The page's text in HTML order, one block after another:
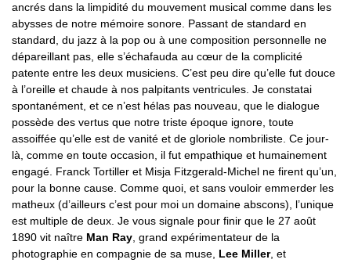
ancrés dans la limpidité du mouvement musical comme dans les
abysses de notre mémoire sonore. Passant de standard en
standard, du jazz à la pop ou à une composition personnelle ne
dépareillant pas, elle s’échafauda au cœur de la complicité
patente entre les deux musiciens. C’est peu dire qu’elle fut douce
à l’oreille et chaude à nos palpitants ventricules. Je constatai
spontanément, et ce n’est hélas pas nouveau, que le dialogue
possède des vertus que notre triste époque ignore, toute
assoiffée qu’elle est de vanité et de gloriole nombriliste. Ce jour-
là, comme en toute occasion, il fut empathique et humainement
engagé. Franck Tortiller et Misja Fitzgerald-Michel ne firent qu’un,
pour la bonne cause. Comme quoi, et sans vouloir emmerder les
matheux (d’ailleurs c’est pour moi un domaine abscons), l’unique
est multiple de deux. Je vous signale pour finir que le 27 août
1890 vit naître Man Ray , grand expérimentateur de la
photographie en compagnie de sa muse, Lee Miller, et